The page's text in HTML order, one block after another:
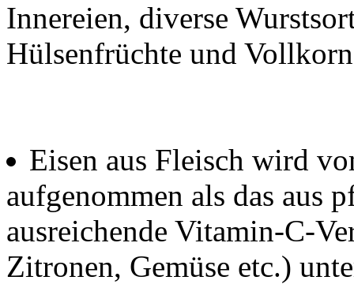
Innereien, diverse
Hülsenfrüchte und
Eisen aus Fleisch wird
aufgenommen als das aus
ausreichende Vitamin-C-
Zitronen, Gemüse etc.)